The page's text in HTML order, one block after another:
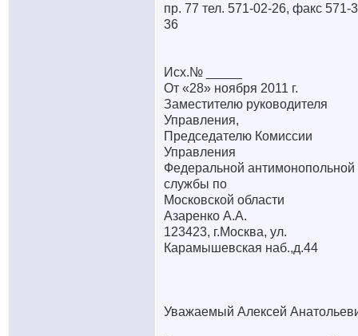
пр. 77 тел. 571-02-26, факс 571-
36
Исх.№ _____
От «28» ноября 2011 г.
Заместителю руководителя
Управления,
Председателю Комиссии
Управления
Федеральной антимонопольной
службы по
Московской области
Азаренко А.А.
123423, г.Москва, ул.
Карамышевская наб.,д.44
Уважаемый Алексей